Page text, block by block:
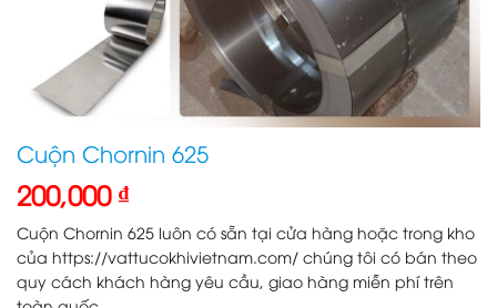
Cuộn Chornin 625
200,000 ₫
Cuộn Chornin 625 luôn có sẵn tại cửa hàng hoặc trong kho
của https://vattucokhivietnam.com/ chúng tôi có bán theo
quy cách khách hàng yêu cầu, giao hàng miễn phí trên